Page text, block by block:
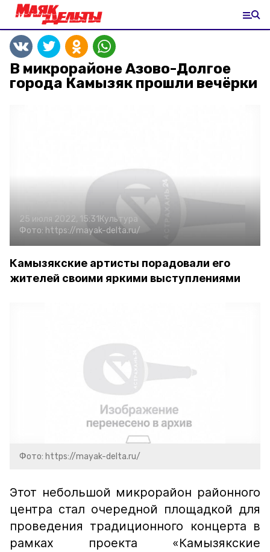
В микрорайоне Азово-Долгое
города Камызяк прошли вечёрки
25 июля 2022, 15:31 Культура
Фото: https://mayak-delta.ru/
Камызякские артисты порадовали его
жителей своими яркими выступлениями
Фото: https://mayak-delta.ru/
Этот небольшой микрорайон районного
центра стал очередной площадкой для
проведения традиционного концерта в
рамках проекта «Камызякские